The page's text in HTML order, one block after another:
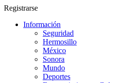
Registrarse
Información
Seguridad
Hermosillo
México
Sonora
Mundo
Deportes